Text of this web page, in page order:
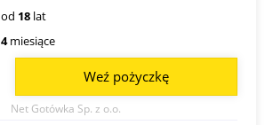
od 18 lat
4miesiące
Net Gotówka Sp. z o.o.
Weź pożyczkę